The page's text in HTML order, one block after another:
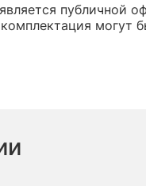
публичной
могут